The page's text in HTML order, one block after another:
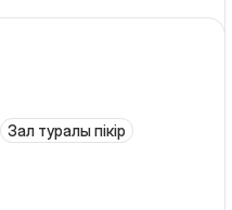
Зал туралы пікір